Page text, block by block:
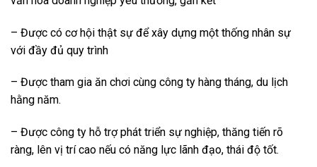
– Được có cơ hội thật sự để xây dựng một thống nhân sự
với đầy đủ quy trình
– Được tham gia ăn chơi cùng công ty hàng tháng, du lịch
hằng năm.
– Được công ty hỗ trợ phát triển sự nghiệp, thăng tiến rõ
ràng, lên vị trí cao nếu có năng lực lãnh đạo, thái độ tốt.